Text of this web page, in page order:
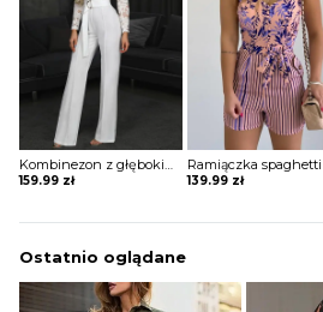
Kombinezon z głębokim dekoltem i koronką Mab
159.99 zł 139.99 zł
Ostatnio oglądane